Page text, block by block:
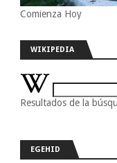
Comienza Hoy
WIKIPEDIA
Resultados de la
EGEHID